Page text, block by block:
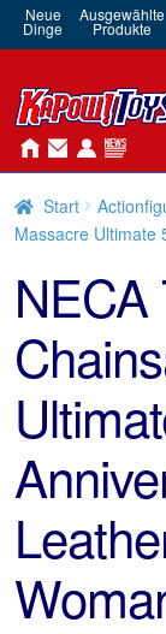
Neue
Dinge
Ausgewählte
Produkte
Start
Massacre Ultimate
NECA